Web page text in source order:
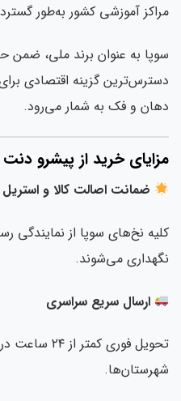
آموزشی کشور به‌طور گسترده
به عنوان برند ملی، ضمن حفظ
گزینه اقتصادی برای
و فک به شمار می‌رود.
خرید از پیشرو دنت
ضمانت اصالت کالا و استریل
نخ‌های سوپا از نمایندگی
می‌شوند.
ارسال سریع سراسری